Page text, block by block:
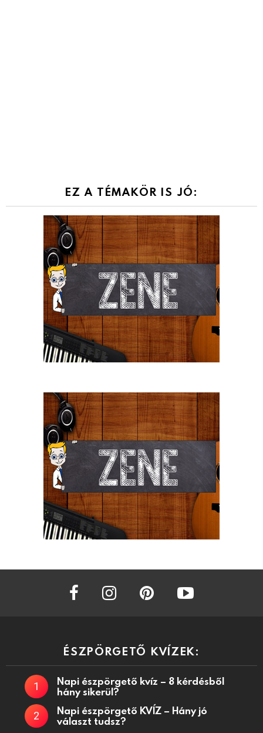
EZ A TÉMAKÖR IS JÓ:
facebook instagram
ÉSZPÖRGETŐ KVÍZEK:
Napi észpörgető kvíz – 8 kérdésből
hány sikerül?
Napi észpörgető KVÍZ – Hány jó
választ tudsz?